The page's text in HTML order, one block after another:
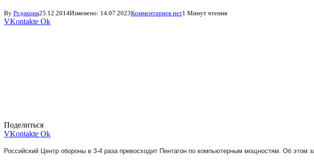
By Редакция25.12.2014Изменено: 14.07.2023Комментариев нет1 Минут чтения
VKontakte Ok
Поделиться
VKontakte Ok
Российский Центр обороны в 3-4 раза превосходит Пентагон по компьютерным мощностям. Об этом